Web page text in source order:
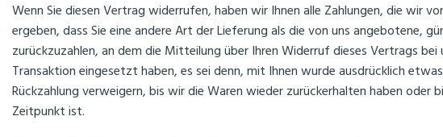
Wenn Sie diesen Vertrag widerrufen, haben wir Ihnen alle Zahlungen, die wir
ergeben, dass Sie eine andere Art der Lieferung als die von uns angebotene,
zurückzuzahlen, an dem die Mitteilung über Ihren Widerruf dieses Vertrags
Transaktion eingesetzt haben, es sei denn, mit Ihnen wurde ausdrücklich
Rückzahlung verweigern, bis wir die Waren wieder zurückerhalten haben
Zeitpunkt ist.